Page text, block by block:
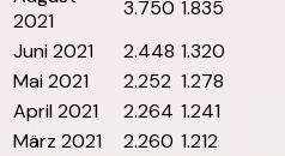
2021
3.750 1.835
Juni 2021
2.448 1.320
Mai 2021
2.252 1.278
April 2021
2.264 1.241
März 2021
2.260 1.212